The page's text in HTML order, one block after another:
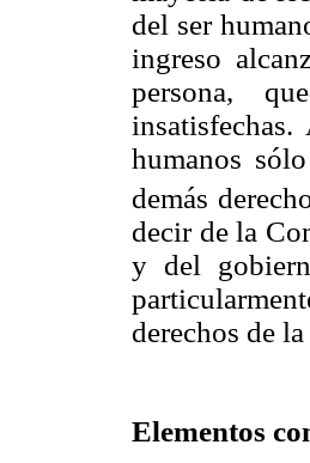
del ser
ingreso
persona,
humanos
demás
decir de la
y del
derechos de
Elementos